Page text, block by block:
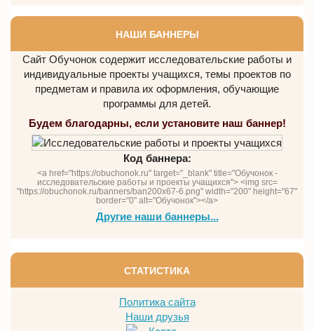
НАШИ БАННЕРЫ
Сайт Обучонок содержит исследовательские работы и
индивидуальные проекты учащихся, темы проектов по
предметам и правила их оформления, обучающие
программы для детей.
Будем благодарны, если установите наш баннер!
Код баннера:
<a href="https://obuchonok.ru" target="_blank" title="Обучонок -
исследовательские работы и проекты учащихся"> <img src=
"https://obuchonok.ru/banners/ban200x67-6.png" width="200" height="67"
border="0" alt="Обучонок"></a>
Другие наши баннеры...
СТАТИСТИКА
Политика сайта
Наши друзья